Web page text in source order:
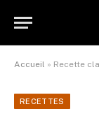
Accueil » Recette
RECETTES